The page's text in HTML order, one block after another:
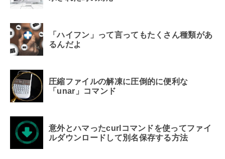
「ハイフン」って言ってもたくさん種類があ
るんだよ
圧縮ファイルの解凍に圧倒的に便利な
「unar」コマンド
意外とハマったcurlコマンドを使ってファイ
ルダウンロードして別名保存する方法